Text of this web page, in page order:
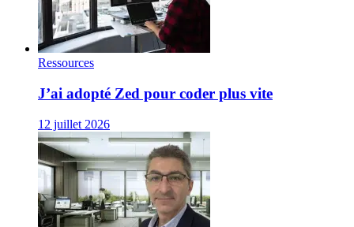
Ressources
J’ai adopté Zed pour coder plus vite
12 juillet 2026